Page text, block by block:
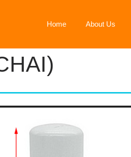
Home About Us